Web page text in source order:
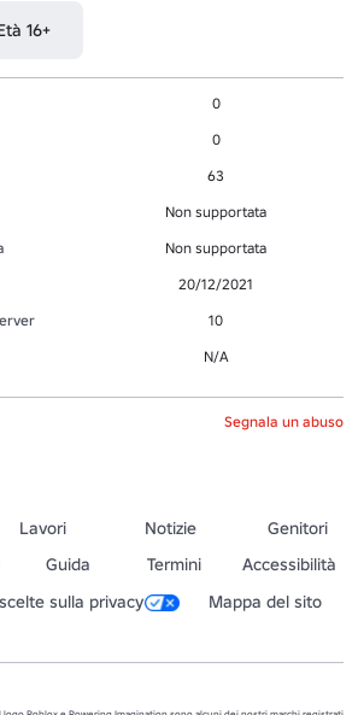
16+
0
0
63
Non supportata
Non supportata
20/12/2021
10
N/A
Segnala un abuso
Lavori Notizie
Genitori
Guida Termini
Accessibilità
sulla privacy Mappa del sito